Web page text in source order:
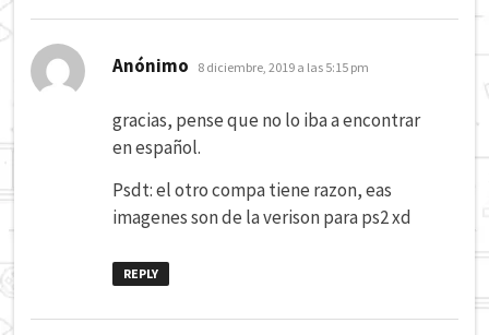
Anónimo dice:
8 diciembre, 2019 a las 5:15 pm
gracias, pense que no lo iba a encontrar
en español.
Psdt: el otro compa tiene razon, eas
imagenes son de la verison para ps2 xd
REPLY